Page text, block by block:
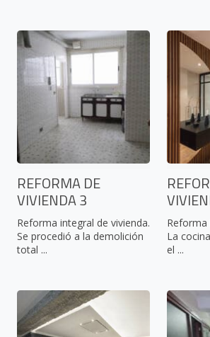
REFORMA DE
VIVIENDA 3
Reforma integral de vivienda.
Se procedió a la demolición
total ...
Reforma
La
el ...